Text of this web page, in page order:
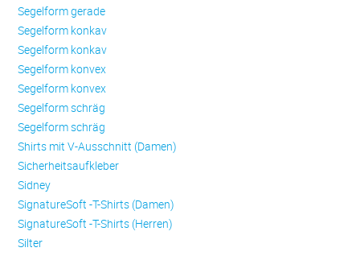
Se­gel­form ge­ra­de
Se­gel­form konkav
Se­gel­form konkav
Se­gel­form konvex
Se­gel­form konvex
Se­gel­form schräg
Se­gel­form schräg
Shirts mit V-Ausschnitt (Damen)
Sicherheitsaufkleber
Sidney
SignatureSoft -T-Shirts (Damen)
SignatureSoft -T-Shirts (Herren)
Silter